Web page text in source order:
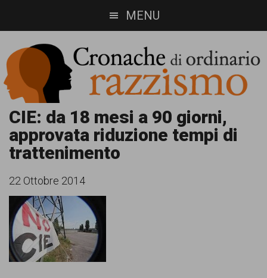
to
main
content
to
footer
MENU
Cronache
di
ordinario
razzismo
Cronachediordinariorazzismo.org
un
sito
informazione,
approfondimento
CIE: da 18 mesi a 90 giorni,
approvata riduzione tempi di
trattenimento
22 Ottobre 2014